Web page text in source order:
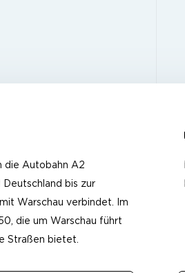
die Autobahn A2
bis zur
Warschau verbindet. Im
die um Warschau führt
Straßen bietet.